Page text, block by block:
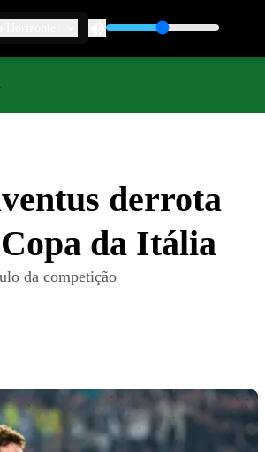
derrota
da Itália
da competição